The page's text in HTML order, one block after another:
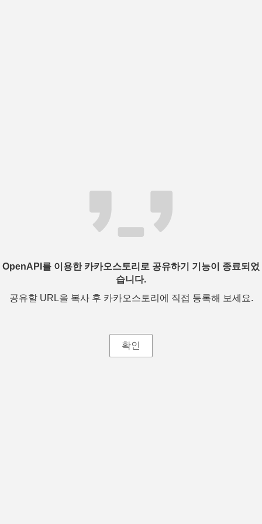
OpenAPI를 이용한 카카오스토리로 공유하기 기능이 종료되었
습니다.
공유할 URL을 복사 후 카카오스토리에 직접 등록해 보세요.
확인